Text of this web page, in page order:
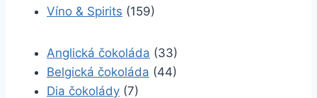
Víno & Spirits (159)
Anglická čokoláda (33)
Belgická čokoláda (44)
Dia čokolády (7)